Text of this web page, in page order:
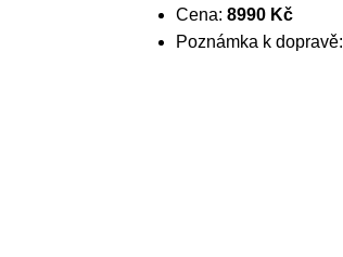
Cena: 8990 Kč
Poznámka k dopravě: